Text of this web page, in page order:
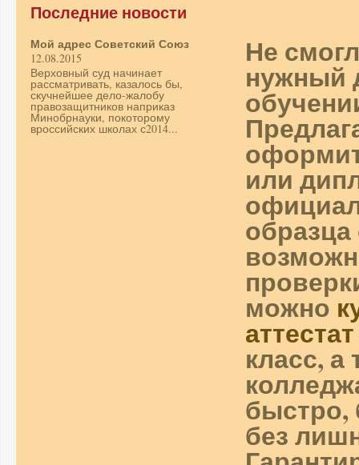
Последние новости
Мой адрес Советский Союз
12.08.2015
Верховный суд начинает
рассматривать, казалось бы,
скучнейшее дело-жалобу
правозащитников наприказ
Минобрнауки, покоторому
вроссийских школах с2014...
Не
нужный
или
можно
аттестат
класс,
быстро,
без